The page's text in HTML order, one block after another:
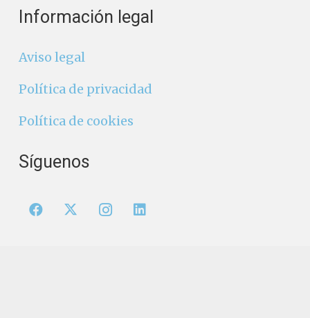
Información legal
Aviso legal
Política de privacidad
Política de cookies
Síguenos